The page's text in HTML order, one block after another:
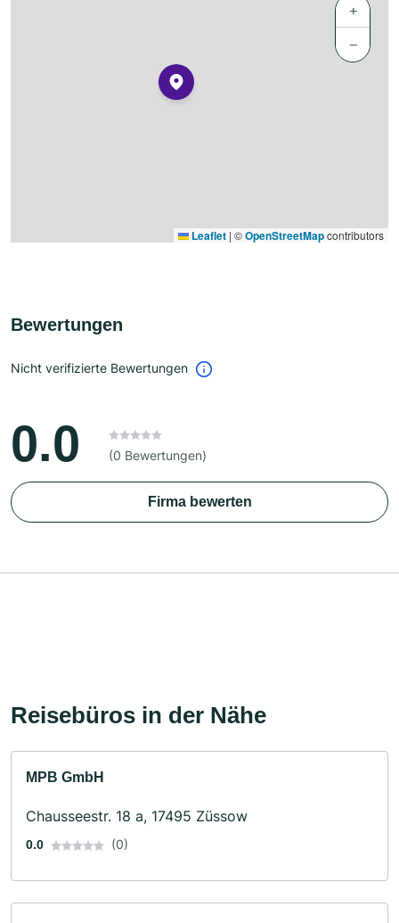
+
−
Leaflet | ©OpenStreetMapcontributors
Bewertungen
Nicht verifizierte Bewertungen
0.0 (0 Bewertungen)
Firma bewerten
Reisebüros in der Nähe
MPB GmbH
Chausseestr. 18 a, 17495 Züssow
0.0 (0)